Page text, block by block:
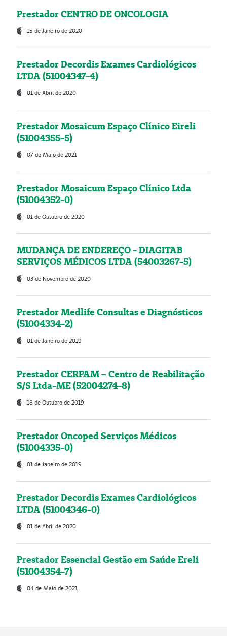
Prestador CENTRO DE ONCOLOGIA
15 de Janeiro de 2020
Prestador Decordis Exames Cardiológicos
LTDA (51004347-4)
01 de Abril de 2020
Prestador Mosaicum Espaço Clínico Eireli
(51004355-5)
07 de Maio de 2021
Prestador Mosaicum Espaço Clínico Ltda
(51004352-0)
01 de Outubro de 2020
MUDANÇA DE ENDEREÇO - DIAGITAB
SERVIÇOS MÉDICOS LTDA (54003267-5)
03 de Novembro de 2020
Prestador Medlife Consultas e Diagnósticos
(51004334-2)
01 de Janeiro de 2019
Prestador CERPAM – Centro de Reabilitação
S/S Ltda-ME (52004274-8)
18 de Outubro de 2019
Prestador Oncoped Serviços Médicos
(51004335-0)
01 de Janeiro de 2019
Prestador Decordis Exames Cardiológicos
LTDA (51004346-0)
01 de Abril de 2020
Prestador Essencial Gestão em Saúde Ereli
(51004354-7)
04 de Maio de 2021